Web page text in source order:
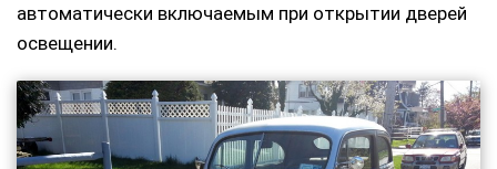
автоматически включаемым при открытии дверей
освещении.